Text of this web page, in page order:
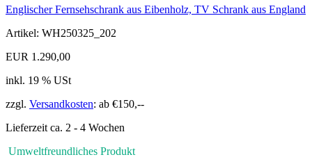
Englischer Fernsehschrank aus Eibenholz, TV Schrank aus England
Artikel: WH250325_202
EUR 1.290,00
inkl. 19 % USt
zzgl. Versandkosten: ab €150,--
Lieferzeit ca. 2 - 4 Wochen
Umweltfreundliches Produkt